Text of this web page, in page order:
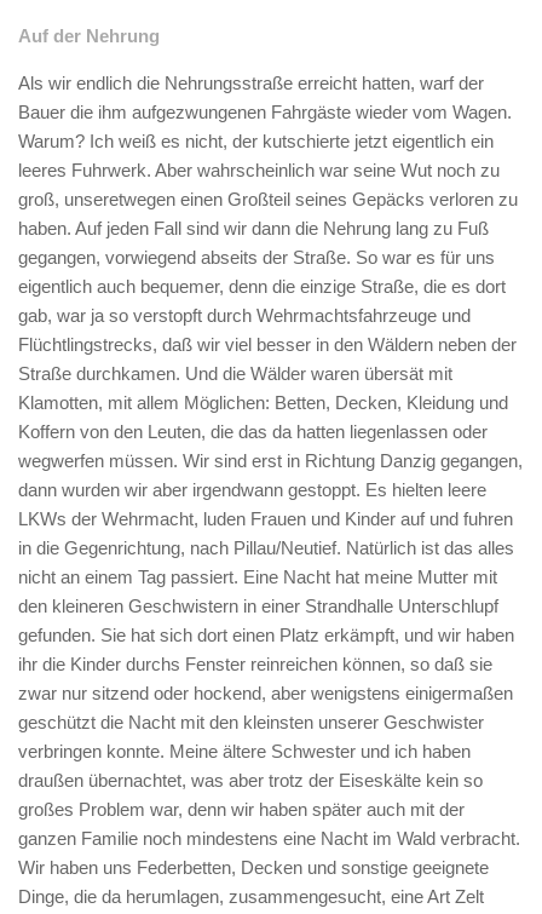
Auf der Nehrung
Als wir endlich die Nehrungsstraße erreicht hatten, warf der
Bauer die ihm aufgezwungenen Fahrgäste wieder vom Wagen.
Warum? Ich weiß es nicht, der kutschierte jetzt eigentlich ein
leeres Fuhrwerk. Aber wahrscheinlich war seine Wut noch zu
groß, unseretwegen einen Großteil seines Gepäcks verloren zu
haben. Auf jeden Fall sind wir dann die Nehrung lang zu Fuß
gegangen, vorwiegend abseits der Straße. So war es für uns
eigentlich auch bequemer, denn die einzige Straße, die es dort
gab, war ja so verstopft durch Wehrmachtsfahrzeuge und
Flüchtlingstrecks, daß wir viel besser in den Wäldern neben der
Straße durchkamen. Und die Wälder waren übersät mit
Klamotten, mit allem Möglichen: Betten, Decken, Kleidung und
Koffern von den Leuten, die das da hatten liegenlassen oder
wegwerfen müssen. Wir sind erst in Richtung Danzig gegangen,
dann wurden wir aber irgendwann gestoppt. Es hielten leere
LKWs der Wehrmacht, luden Frauen und Kinder auf und fuhren
in die Gegenrichtung, nach Pillau/Neutief. Natürlich ist das alles
nicht an einem Tag passiert. Eine Nacht hat meine Mutter mit
den kleineren Geschwistern in einer Strandhalle Unterschlupf
gefunden. Sie hat sich dort einen Platz erkämpft, und wir haben
ihr die Kinder durchs Fenster reinreichen können, so daß sie
zwar nur sitzend oder hockend, aber wenigstens einigermaßen
geschützt die Nacht mit den kleinsten unserer Geschwister
verbringen konnte. Meine ältere Schwester und ich haben
draußen übernachtet, was aber trotz der Eiseskälte kein so
großes Problem war, denn wir haben später auch mit der
ganzen Familie noch mindestens eine Nacht im Wald verbracht.
Wir haben uns Federbetten, Decken und sonstige geeignete
Dinge, die da herumlagen, zusammengesucht, eine Art Zelt